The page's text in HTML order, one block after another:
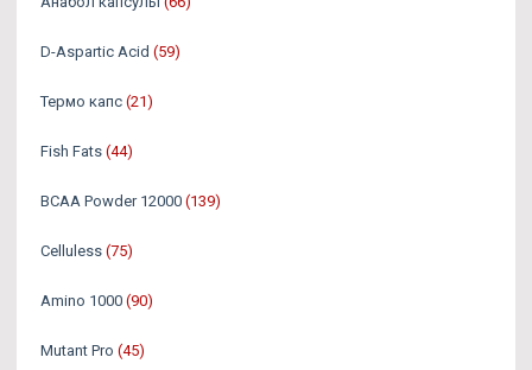
D-Aspartic Acid (59)
Термо капс (21)
Fish Fats (44)
BCAA Powder 12000 (139)
Celluless (75)
Amino 1000 (90)
Mutant Pro (45)